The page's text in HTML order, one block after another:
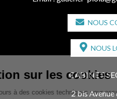
NOUS
NOUS
CABINET
2 bis